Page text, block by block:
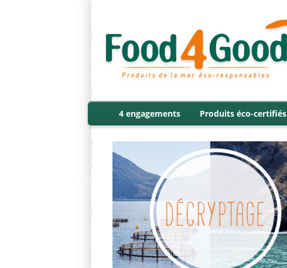
4 engagements Produits éco-certifiés